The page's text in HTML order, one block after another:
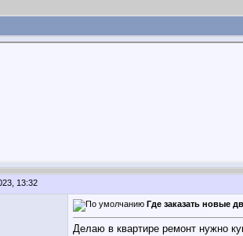
13:32
Где заказать новые
Делаю в квартире ремонт нужно